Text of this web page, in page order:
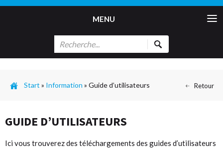
MENU
Start » Information » Guide d’utilisateurs
GUIDE D’UTILISATEURS
Ici vous trouverez des téléchargements des guides d’utilisateurs